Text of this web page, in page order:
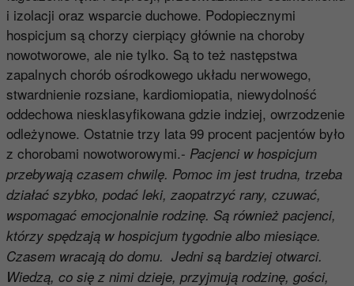
i izolacji oraz wsparcie duchowe. Podopiecznymi
hospicjum są chorzy cierpiący głównie na choroby
nowotworowe, ale nie tylko. Są to też następstwa
zapalnych chorób ośrodkowego układu nerwowego,
stwardnienie rozsiane, kardiomiopatia, niewydolność
oddechowa niesklasyfikowana gdzie indziej, owrzodzenie
odleżynowe. Ostatnie trzy lata 99 procent pacjentów było
z chorobami nowotworowymi.- Pacjenci w hospicjum
przebywają czasem chwilę. Pomoc im jest trudna, trzeba
działać szybko, podać leki, zaopatrzyć rany, czuwać,
wspomagać emocjonalnie rodzinę. Są również pacjenci,
którzy spędzają w hospicjum tygodnie albo miesiące.
Czasem wracają do domu. Jedni są bardziej otwarci.
Wiedzą, co się z nimi dzieje, przyjmują rodzinę, gości,